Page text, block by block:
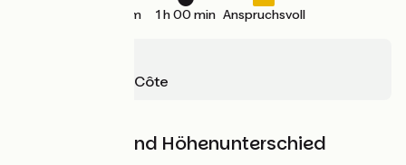
15 km 1 h 00 min Anspruchsvoll
St-André-la-Côte
Steigungen und Höhenunterschied